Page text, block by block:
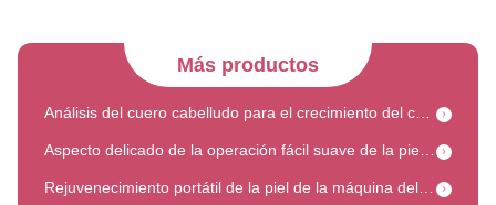
Más productos